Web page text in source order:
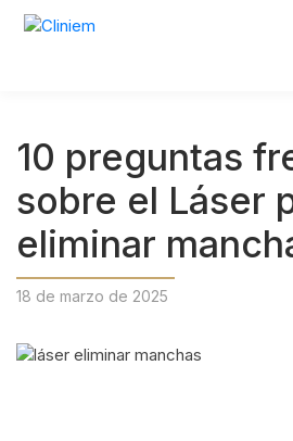
10 preguntas
sobre el Láser
eliminar
18 de marzo de 2025